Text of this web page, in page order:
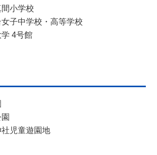
小学校
子中学校・高等学校
4号館
児童遊園地